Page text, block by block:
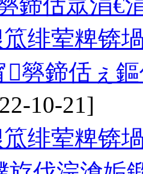
绯荤粺锛
簩鍗佸ぇ
10-21]
绯荤粺锛